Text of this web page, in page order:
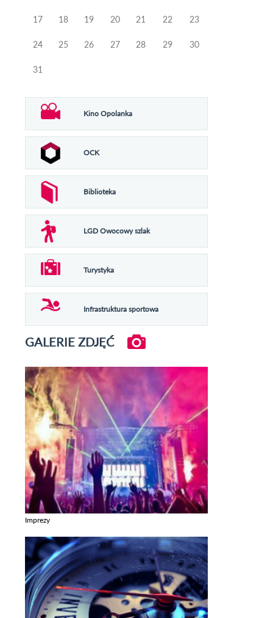
17 18 19 20 21 22 23
24 25 26 27 28 29 30
31
Kino Opolanka
OCK
Biblioteka
LGD Owocowy szlak
Turystyka
Infrastruktura sportowa
GALERIE ZDJĘĆ
Imprezy